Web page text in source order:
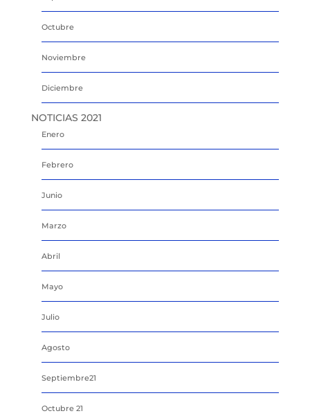
Octubre
Noviembre
Diciembre
NOTICIAS 2021
Enero
Febrero
Junio
Marzo
Abril
Mayo
Julio
Agosto
Septiembre21
Octubre 21